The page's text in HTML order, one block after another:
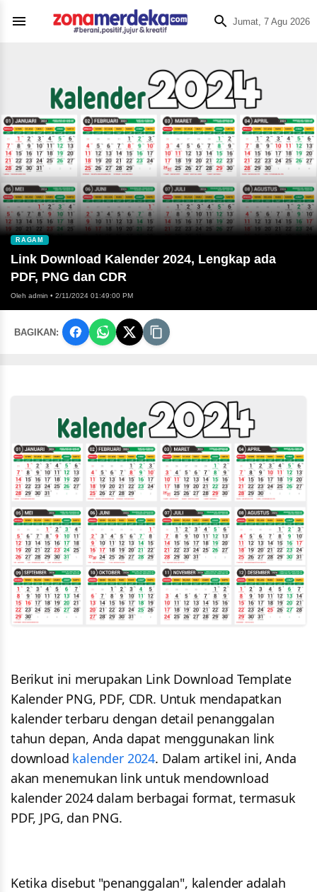
Jumat, 7 Agu 2026
RAGAM
Link Download Kalender 2024, Lengkap ada
PDF, PNG dan CDR
Oleh admin • 2/11/2024 01:49:00 PM
BAGIKAN:
Berikut ini merupakan Link Download Template
Kalender PNG, PDF, CDR. Untuk mendapatkan
kalender terbaru dengan detail penanggalan
tahun depan, Anda dapat menggunakan link
download kalender 2024. Dalam artikel ini, Anda
akan menemukan link untuk mendownload
kalender 2024 dalam berbagai format, termasuk
PDF, JPG, dan PNG.
Ketika disebut "penanggalan", kalender adalah